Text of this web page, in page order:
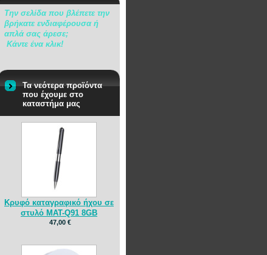
Την σελίδα που βλέπετε την
βρήκατε ενδιαφέρουσα ή
απλά σας άρεσε;
Κάντε ένα κλικ!
Τα νεότερα προϊόντα
που έχουμε στο
καταστήμα μας
Κρυφό καταγραφικό ήχου σε
στυλό MAT-Q91 8GB
47,00 €